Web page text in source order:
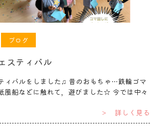
ブログ
スティバル
ィバルをしました♫ 昔のおもちゃ…鉄輪ゴマ
風船などに触れて，遊びました☆ 今では中々
＞ 詳しく見る